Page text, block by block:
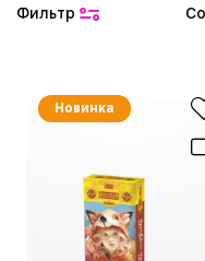
Фильтр
Новинка